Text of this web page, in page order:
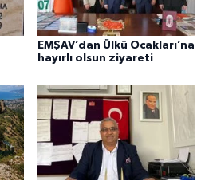
EMŞAV’dan Ülkü Ocakları’na
hayırlı olsun ziyareti